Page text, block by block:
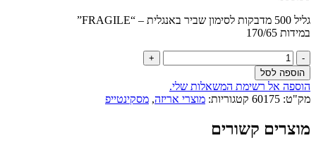
גליל 500 מדבקות לסימון שביר באנגלית – “FRAGILE”
במידות 170/65
כמות
של
גליל
500
מדבקות
״שביר״
הוספה לסל
הוספה אל רשימת המשאלות שלי.
מק"ט: 60175 קטגוריות: מוצרי אריזה, מסקינטייפ
מוצרים קשורים